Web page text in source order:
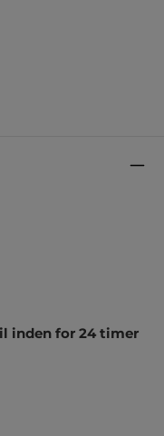
inden for 24 timer